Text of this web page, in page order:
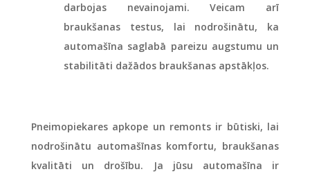
darbojas nevainojami. Veicam arī
braukšanas testus, lai nodrošinātu, ka
automašīna saglabā pareizu augstumu un
stabilitāti dažādos braukšanas apstākļos.
Pneimopiekares apkope un remonts ir būtiski, lai
nodrošinātu automašīnas komfortu, braukšanas
kvalitāti un drošību. Ja jūsu automašīna ir